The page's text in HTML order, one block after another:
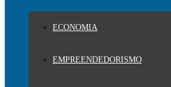
ECONOMIA
EMPREENDEDORISMO